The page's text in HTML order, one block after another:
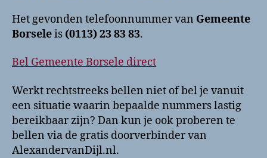
Het gevonden telefoonnummer van Gemeente
Borseleis (0113) 23 83 83.
Bel Gemeente Borsele direct
Werkt rechtstreeks bellen niet of bel je vanuit
een situatie waarin bepaalde nummers lastig
bereikbaar zijn? Dan kun je ook proberen te
bellen via de gratis doorverbinder van
AlexandervanDijl.nl.